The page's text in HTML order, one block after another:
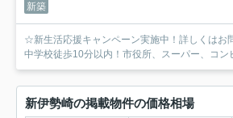
新築
☆新生活応援キャンペーン実施中！詳しくはお
中学校徒歩10分以内！市役所、スーパー、コン
新伊勢崎の掲載物件の価格相場